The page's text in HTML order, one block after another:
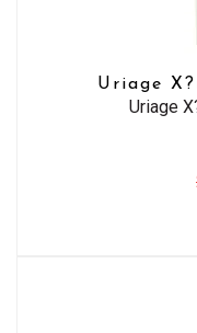
Uriage
Uriage